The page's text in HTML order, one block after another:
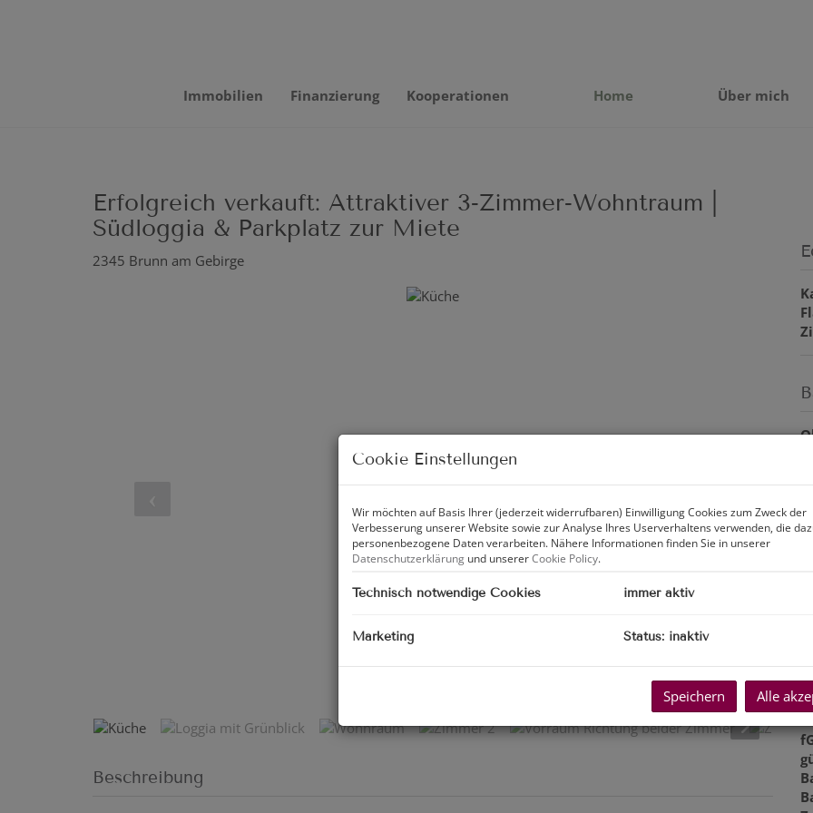
Immobilien Finanzierung Kooperationen Home Über mich
Erfolgreich verkauft: Attraktiver 3‑Zimmer‑Wohntraum |
Südloggia & Parkplatz zur Miete
2345 Brunn am Gebirge
Loggia mit Grünblick
Beschreibung
Cookie Einstellungen
Wir möchten auf Basis Ihrer (jederzeit widerrufbaren) Einwilligung Cookies zum Zweck der
Verbesserung unserer Website sowie zur Analyse Ihres Userverhaltens verwenden, die
personenbezogene Daten verarbeiten. Nähere Informationen finden Sie in unserer
Datenschutzerklärung und unsererCookie Policy.
Technisch notwendige Cookies immer aktiv
Marketing Status: inaktiv
Speichern Alle